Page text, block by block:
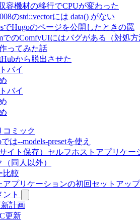
容機材の移行でCPUが変わった
のstd::vectorには data() がない
でHugoのページを公開したときの罠
でのComfyUIにはバグがある（対処方
ってみた話
から脱出させた
バイ
バイ
コミック
は--models-presetを使え
イト保存）セルフホストアプリケー
同人以外）
比較
アプリケーションの初回セットアッ
ト
新計画
更新